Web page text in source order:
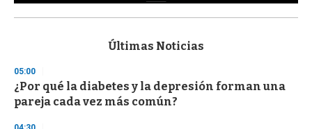
s
d
s
o
f
Últimas Noticias
05:00
¿Por qué la diabetes y la depresión forman una
pareja cada vez más común?